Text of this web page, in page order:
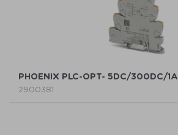
PHOENIX PLC-OPT- 5DC/300DC/1A
2900381